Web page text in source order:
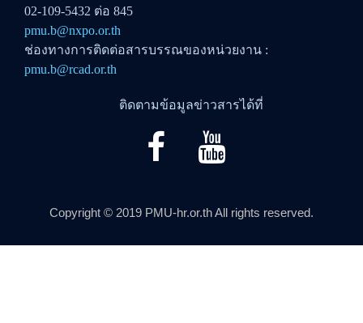
02-109-5432 ต่อ 845
pmu.b@nxpo.or.th
ช่องทางการติดต่อสารบรรณของหน่วยงาน :
pmu.b@rcad.or.th
ติดตามข้อมูลข่าวสารได้ที่
Copyright © 2019 PMU-hr.or.th All rights reserved.